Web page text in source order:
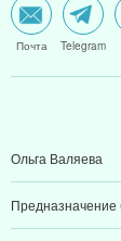
Почта Telegram
Ольга Валяева